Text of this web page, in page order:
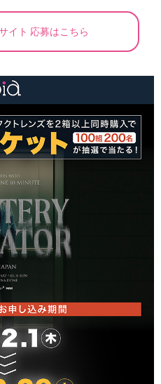
イト 応募はこちら